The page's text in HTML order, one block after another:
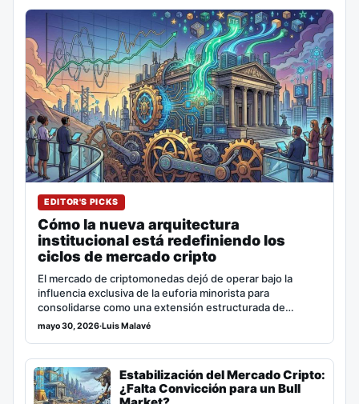
EDITOR'S PICKS
Cómo la nueva arquitectura
institucional está redefiniendo los
ciclos de mercado cripto
El mercado de criptomonedas dejó de operar bajo la
influencia exclusiva de la euforia minorista para
consolidarse como una extensión estructurada de…
mayo 30, 2026·Luis Malavé
Estabilización del Mercado Cripto:
¿Falta Convicción para un Bull